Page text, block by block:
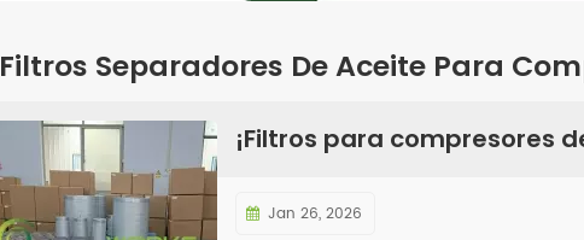
Filtros Separadores De Aceite Para
¡Filtros para compresores
Jan 26, 2026